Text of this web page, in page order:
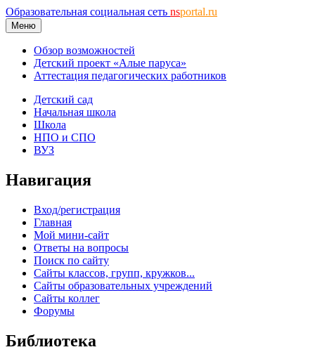
Образовательная социальная сеть nsportal.ru
Меню
Обзор возможностей
Детский проект «Алые паруса»
Аттестация педагогических работников
Детский сад
Начальная школа
Школа
НПО и СПО
ВУЗ
Навигация
Вход/регистрация
Главная
Мой мини-сайт
Ответы на вопросы
Поиск по сайту
Сайты классов, групп, кружков...
Сайты образовательных учреждений
Сайты коллег
Форумы
Библиотека